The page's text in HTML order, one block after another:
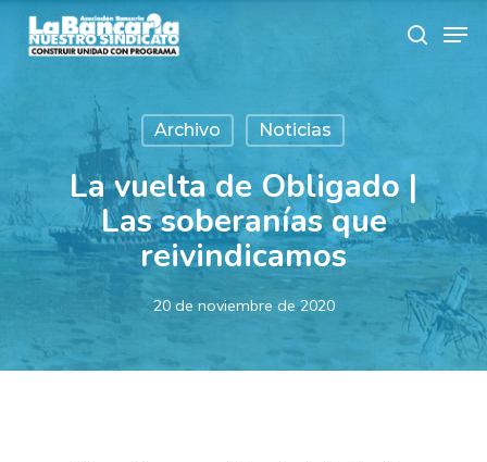
main
search
Archivo Noticias
La vuelta de Obligado |
Las soberanías que
reivindicamos
20 de noviembre de 2020